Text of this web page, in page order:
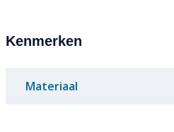
Kenmerken
Materiaal